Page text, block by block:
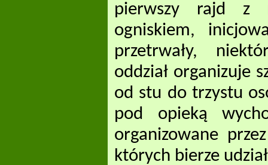
pierwszy rajd z
ogniskiem,
przetrwały,
oddział organizuje
od stu do trzystu
pod opieką
organizowane
których bierze